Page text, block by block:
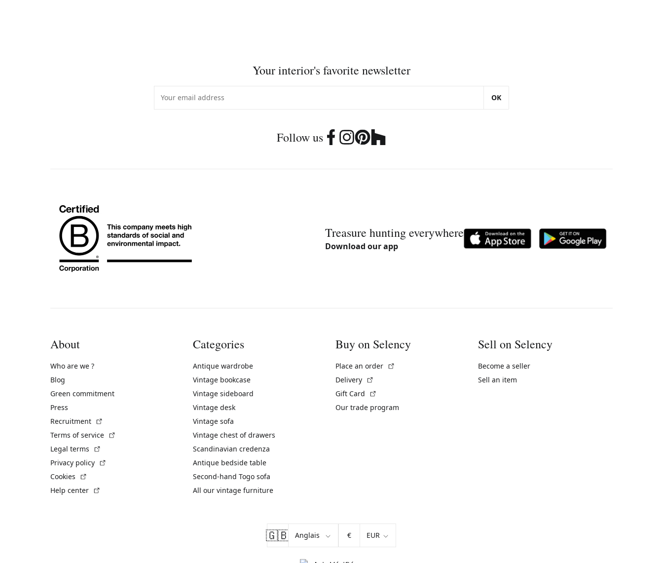
Your interior's favorite newsletter
OK
Follow us
Treasure hunting everywhere
Download our app
About
Who are we ?
Blog
Green commitment
Press
Recruitment
Terms of service
Legal terms
Privacy policy
Cookies
Help center
Categories
Antique wardrobe
Vintage bookcase
Vintage sideboard
Vintage desk
Vintage sofa
Vintage chest of drawers
Scandinavian credenza
Antique bedside table
Second-hand Togo sofa
All our vintage furniture
Buy on Selency
Place an order
Delivery
Gift Card
Our trade program
Sell on Selency
Become a seller
Sell an item
🇬🇧 €